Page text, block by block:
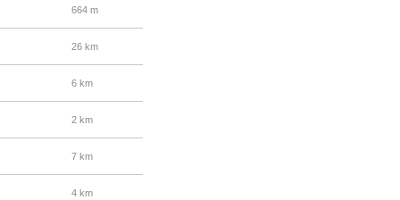
664 m
26 km
6 km
2 km
7 km
4 km